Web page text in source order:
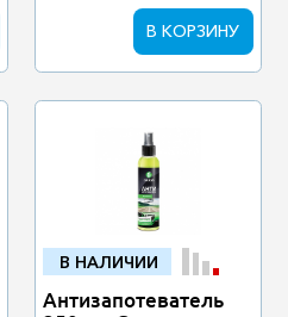
В КОРЗИНУ
В НАЛИЧИИ
Антизапотеватель